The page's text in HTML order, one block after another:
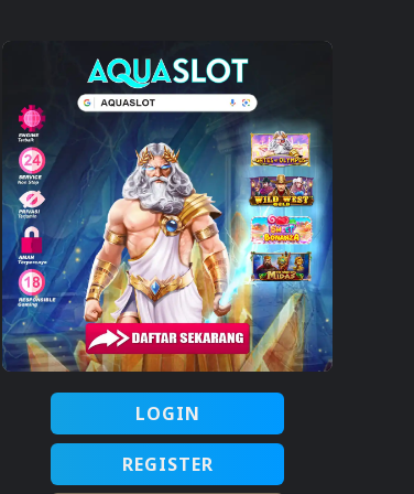
LOGIN
REGISTER